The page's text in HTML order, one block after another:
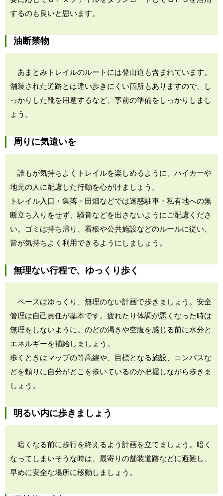
するのも良いと思います。
油断禁物
あまとみトレイルのルートには登山道も含まれています。
舗装された道路とは違い歩きにくい箇所もありますので、し
っかりした靴を用意するなど、事前の準備をしっかりしまし
ょう。
周りに気遣いを
誰もが気持ちよくトレイルを楽しめるように、ハイカーや
地元の人に配慮した行動を心がけましょう。
トレイル入口・集落・田畑などでは迷惑駐車・私有地への無
断立ち入りをせず、騒音などを出さないようにご配慮くださ
い。ゴミは持ち帰り、看板や公共施設などのルールに従い、
皆が気持ちよく利用できるようにしましょう。
無理ない行程で、ゆっくり歩く
ペースはゆっくり、無理のない計画で歩きましょう。安全
管理は自己責任が基本です。疲れたり体調が悪くなった時は
無理をしないように。のどの渇きや空腹を感じる前に水分と
エネルギーを補給しましょう。
歩くときはマップの等高線や、目標となる施設、コンパスな
どを頼りに自分がどこを歩いているのか把握しながら歩きま
しょう。
明るい内に歩きましょう
暗くなる前に歩行を終えるよう計画を立てましょう。暗く
なってしまいそうな時は、最寄りの舗装道路などに避難し、
早めに安全な場所に移動しましょう。